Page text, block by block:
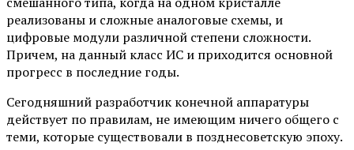
реализованы и сложные аналоговые схемы, и
цифровые модули различной степени сложности.
Причем, на данный класс ИС и приходится основной
прогресс в последние годы.
Сегодняшний разработчик конечной аппаратуры
действует по правилам, не имеющим ничего общего с
теми, которые существовали в позднесоветскую эпоху.